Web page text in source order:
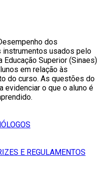
dos
instrumentos usados pelo
Educação Superior (Sinaes)
em relação às
do curso. As questões do
evidenciar o que o aluno é
E REGULAMENTOS